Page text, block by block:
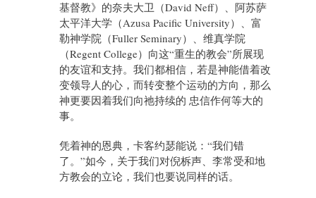
基督教》的奈夫大卫（David Neff）、阿苏萨
太平洋大学（Azusa Pacific University）、富
勒神学院（Fuller Seminary）、维真学院
（Regent College）向这“重生的教会”所展现
的友谊和支持。我们都相信，若是神能借着改
变领导人的心，而转变整个运动的方向，那么
神更要因着我们向祂持续的 忠信作何等大的
事。
凭着神的恩典，卡客约瑟能说：“我们错
了。”如今，关于我们对倪柝声、李常受和地
方教会的立论，我们也要说同样的话。